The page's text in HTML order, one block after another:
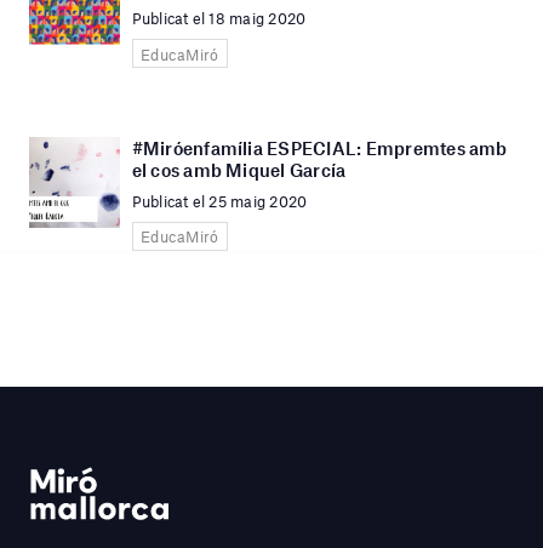
Publicat el 18 maig 2020
EducaMiró
#Miróenfamília ESPECIAL: Empremtes amb
el cos amb Miquel García
Publicat el 25 maig 2020
EducaMiró